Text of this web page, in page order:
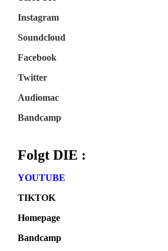
Instagram
Soundcloud
Facebook
Twitter
Audiomac
Bandcamp
Folgt DIE :
YOUTUBE
TIKTOK
Homepage
Bandcamp